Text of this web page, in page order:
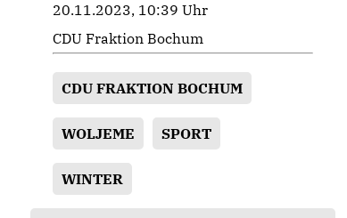
20.11.2023, 10:39 Uhr
CDU Fraktion Bochum
CDU FRAKTION BOCHUM
WOLJEME SPORT
WINTER